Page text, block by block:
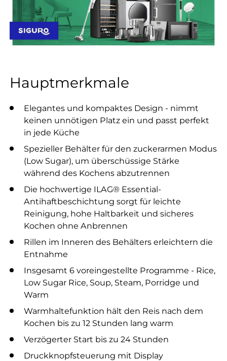
Hauptmerkmale
Elegantes und kompaktes Design - nimmt
keinen unnötigen Platz ein und passt perfekt
in jede Küche
Spezieller Behälter für den zuckerarmen Modus
(Low Sugar), um überschüssige Stärke
während des Kochens abzutrennen
Die hochwertige ILAG® Essential-
Antihaftbeschichtung sorgt für leichte
Reinigung, hohe Haltbarkeit und sicheres
Kochen ohne Anbrennen
Rillen im Inneren des Behälters erleichtern die
Entnahme
Insgesamt 6 voreingestellte Programme - Rice,
Low Sugar Rice, Soup, Steam, Porridge und
Warm
Warmhaltefunktion hält den Reis nach dem
Kochen bis zu 12 Stunden lang warm
Verzögerter Start bis zu 24 Stunden
Druckknopfsteuerung mit Display